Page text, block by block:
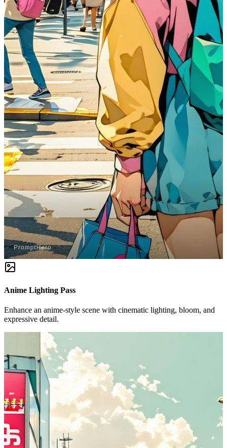
Anime Lighting Pass
Enhance an anime-style scene with cinematic lighting, bloom, and
expressive detail.